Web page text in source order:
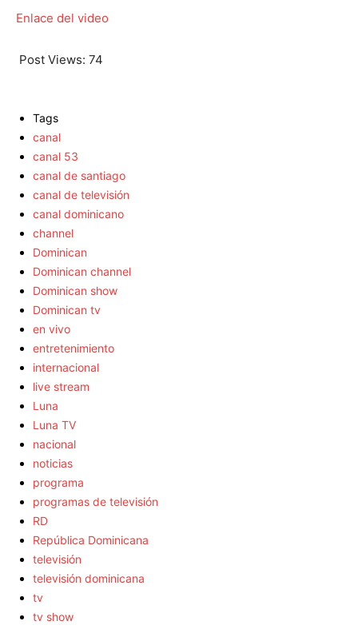
Enlace del video
Post Views: 74
Tags
canal
canal 53
canal de santiago
canal de televisión
canal dominicano
channel
Dominican
Dominican channel
Dominican show
Dominican tv
en vivo
entretenimiento
internacional
live stream
Luna
Luna TV
nacional
noticias
programa
programas de televisión
RD
República Dominicana
televisión
televisión dominicana
tv
tv show